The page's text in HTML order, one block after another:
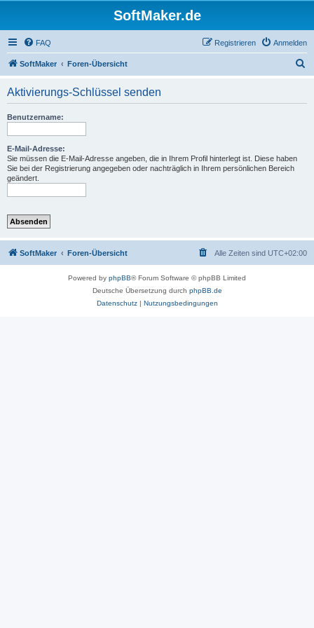
SoftMaker.de
FAQ Anmelden
Registrieren
SoftMaker Foren-Übersicht
Aktivierungs-Schlüssel senden
Benutzername:
E-Mail-Adresse:
Sie müssen die E-Mail-Adresse angeben, die in Ihrem Profil hinterlegt ist. Diese haben
Sie bei der Registrierung angegeben oder nachträglich in Ihrem persönlichen Bereich
geändert.
SoftMaker Foren-Übersicht Alle Zeiten sind UTC+02:00
Powered by phpBB® Forum Software © phpBB Limited
Deutsche Übersetzung durch phpBB.de
Datenschutz| Nutzungsbedingungen